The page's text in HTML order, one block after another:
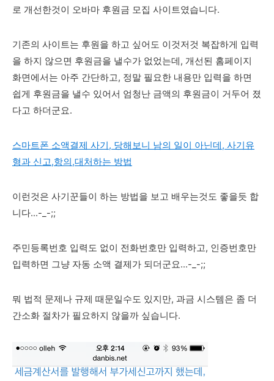
로 개선한것이 오바마 후원금 모집 사이트였습니다.
기존의 사이트는 후원을 하고 싶어도 이것저것 복잡하게 입력
을 하지 않으면 후원금을 낼수가 없었는데, 개선된 홈페이지
화면에서는 아주 간단하고, 정말 필요한 내용만 입력을 하면
쉽게 후원금을 낼수 있어서 엄청난 금액의 후원금이 거두어 졌
다고 하더군요.
스마트폰 소액결제 사기, 당해보니 남의 일이 아닌데, 사기유
형과 신고,항의,대처하는 방법
이런것은 사기꾼들이 하는 방법을 보고 배우는것도 좋을듯 합
니다...-_-;;
주민등록번호 입력도 없이 전화번호만 입력하고, 인증번호만
입력하면 그냥 자동 소액 결제가 되더군요...-_-;;
뭐 법적 문제나 규제 때문일수도 있지만, 과금 시스템은 좀 더
간소화 절차가 필요하지 않을까 싶습니다.